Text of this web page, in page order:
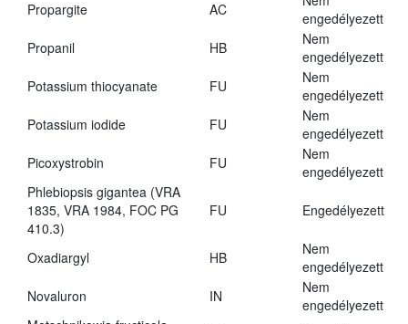
Propargite
AC
engedélyezett
Propanil
HB
Nem
engedélyezett
Potassium thiocyanate
FU
Nem
engedélyezett
Potassium iodide
FU
Nem
engedélyezett
Picoxystrobin
FU
Nem
engedélyezett
Phlebiopsis gigantea (VRA
1835, VRA 1984, FOC PG
410.3)
FU Engedélyezett
Oxadiargyl HB
Nem
engedélyezett
Novaluron
IN
Nem
engedélyezett